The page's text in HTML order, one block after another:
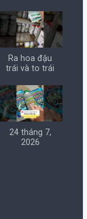
Ra hoa đậu
trái và to trái
24 tháng 7,
2026